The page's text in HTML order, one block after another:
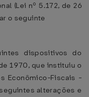
(Lei nº 5.172, de 26
o seguinte
dispositivos do
1970, que instituiu o
Econômico-Fiscais -
alterações e